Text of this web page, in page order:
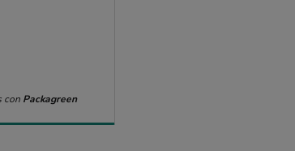
con Packagreen